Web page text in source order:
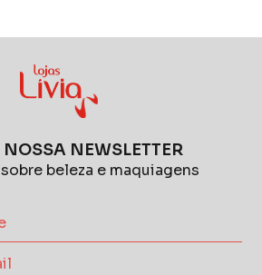
NEWSLETTER
beleza e maquiagens